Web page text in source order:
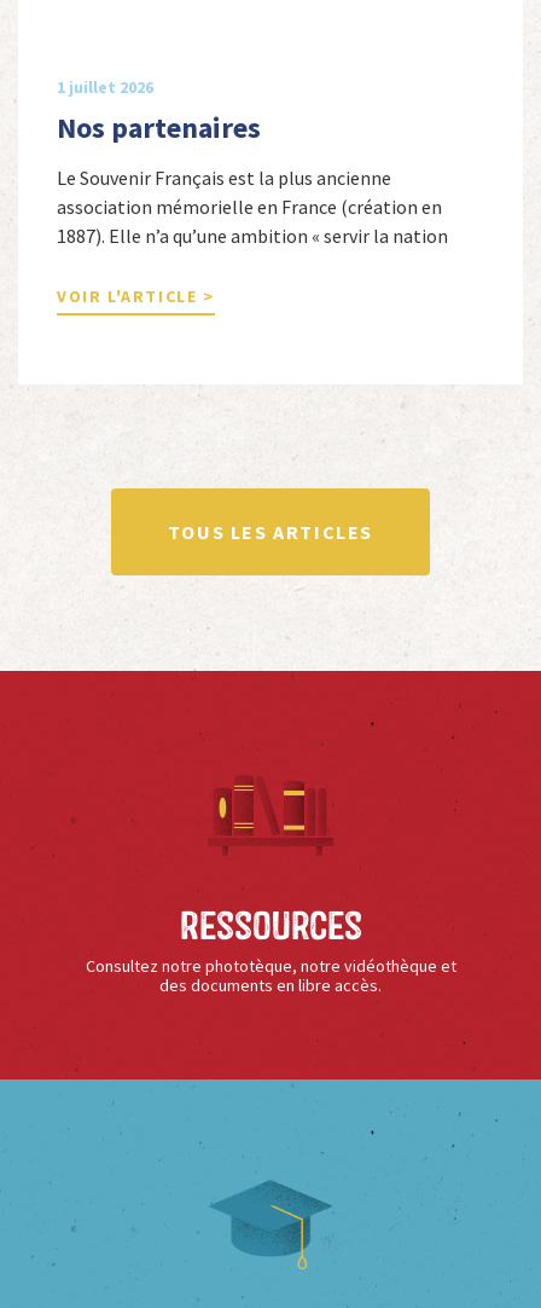
1 juillet 2026
Nos partenaires
Le Souvenir Français est la plus ancienne
association mémorielle en France (création en
1887). Elle n’a qu’une ambition « servir la nation
nationale de la France. Afin d’atteindre cet objectif,
Le Souvenir Français entretient des liens amicaux
totalité ou partiellement afin de faire vivre […]
VOIR L'ARTICLE >
TOUS LES ARTICLES
Ressources
Consultez notre phototèque, notre vidéothèque et
des documents en libre accès.